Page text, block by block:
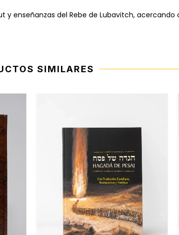
y enseñanzas del Rebe de Lubavitch,
SIMILARES